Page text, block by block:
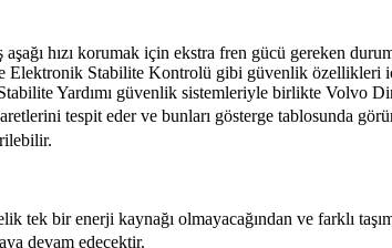
hızı korumak için ekstra fren gücü gereken
Elektronik Stabilite Kontrolü gibi güvenlik
Yardımı güvenlik sistemleriyle birlikte Volvo
tespit eder ve bunları gösterge
bir enerji kaynağı olmayacağından ve farklı
devam edecektir.